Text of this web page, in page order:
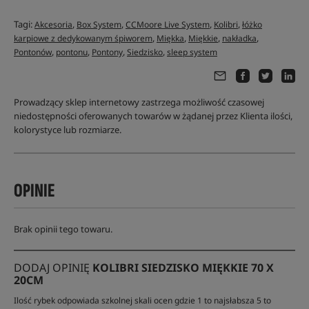
Tagi:Akcesoria, Box System,CCMoore Live System, Kolibri,łóżko
karpiowe z dedykowanym śpiworem, Miękka, Miękkie, nakładka,
Pontonów, pontonu, Pontony,Siedzisko,sleep system
Prowadzący sklep internetowy zastrzega możliwość czasowej
niedostępności oferowanych towarów w żądanej przez Klienta ilości,
kolorystyce lub rozmiarze.
OPINIE
Brak opinii tego towaru.
DODAJ OPINIĘ KOLIBRI SIEDZISKO MIĘKKIE 70 X
20CM
Ilość rybek odpowiada szkolnej skali ocen gdzie 1 to najsłabsza 5 to